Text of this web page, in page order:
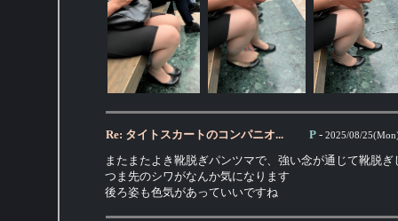
Re: タイトスカートのコンパニオ... P - 2025/08/
またまたよき靴脱ぎパンツマで、強い念が通じて靴脱
つま先のシワがなんか気になります
後ろ姿も色気があっていいですね